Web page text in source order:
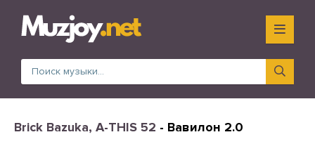
Brick Bazuka, A-THIS 52 - Вавилон 2.0